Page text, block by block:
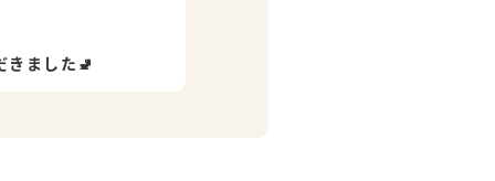
きました🚽